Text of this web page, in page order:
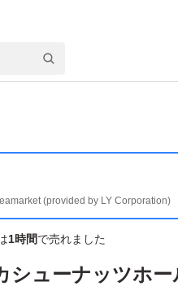
(provided by LY Corporation)
1時間で売れました
シューナッツホー